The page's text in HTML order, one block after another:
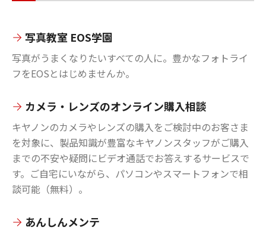
写真教室 EOS学園
写真がうまくなりたいすべての人に。豊かなフォトライ
フをEOSとはじめませんか。
カメラ・レンズのオンライン購入相談
キヤノンのカメラやレンズの購入をご検討中のお客さま
を対象に、製品知識が豊富なキヤノンスタッフがご購入
までの不安や疑問にビデオ通話でお答えするサービスで
す。ご自宅にいながら、パソコンやスマートフォンで相
談可能（無料）。
あんしんメンテ